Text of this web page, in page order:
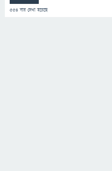
554 বার দেখা হয়েছে